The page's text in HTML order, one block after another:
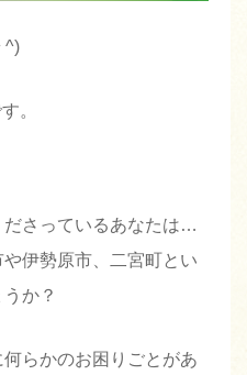
^)
。
ださっているあなたは…
伊勢原市、二宮町とい
か？
らかのお困りごとがあ